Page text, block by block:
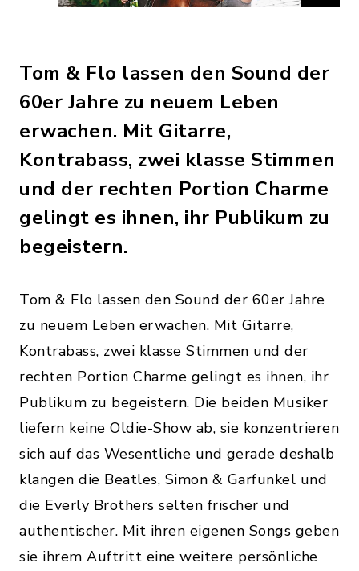
Tom & Flo lassen den Sound der
60er Jahre zu neuem Leben
erwachen. Mit Gitarre,
Kontrabass, zwei klasse Stimmen
und der rechten Portion Charme
gelingt es ihnen, ihr Publikum zu
begeistern.
Tom & Flo lassen den Sound der 60er Jahre
zu neuem Leben erwachen. Mit Gitarre,
Kontrabass, zwei klasse Stimmen und der
rechten Portion Charme gelingt es ihnen, ihr
Publikum zu begeistern. Die beiden Musiker
liefern keine Oldie-Show ab, sie konzentrieren
sich auf das Wesentliche und gerade deshalb
klangen die Beatles, Simon & Garfunkel und
die Everly Brothers selten frischer und
authentischer. Mit ihren eigenen Songs geben
sie ihrem Auftritt eine weitere persönliche